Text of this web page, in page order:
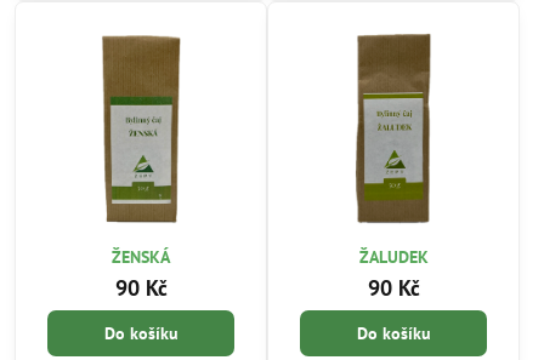
ŽENSKÁ
90 Kč
Do košíku
ŽALUDEK
90 Kč
Do košíku